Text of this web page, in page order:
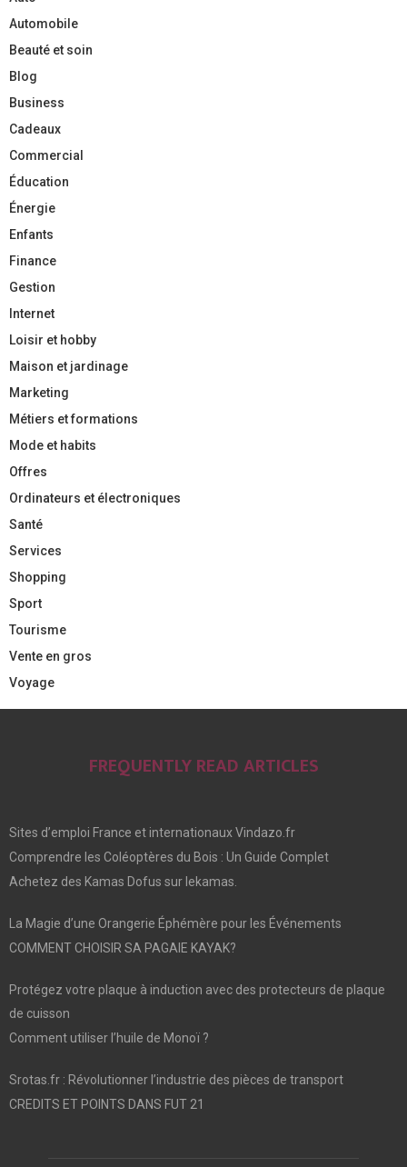
Automobile
Beauté et soin
Blog
Business
Cadeaux
Commercial
Éducation
Énergie
Enfants
Finance
Gestion
Internet
Loisir et hobby
Maison et jardinage
Marketing
Métiers et formations
Mode et habits
Offres
Ordinateurs et électroniques
Santé
Services
Shopping
Sport
Tourisme
Vente en gros
Voyage
FREQUENTLY READ ARTICLES
Sites d’emploi France et internationaux Vindazo.fr
Comprendre les Coléoptères du Bois : Un Guide Complet
Achetez des Kamas Dofus sur lekamas.
La Magie d’une Orangerie Éphémère pour les Événements
COMMENT CHOISIR SA PAGAIE KAYAK?
Protégez votre plaque à induction avec des protecteurs de plaque
de cuisson
Comment utiliser l’huile de Monoï ?
Srotas.fr : Révolutionner l’industrie des pièces de transport
CREDITS ET POINTS DANS FUT 21